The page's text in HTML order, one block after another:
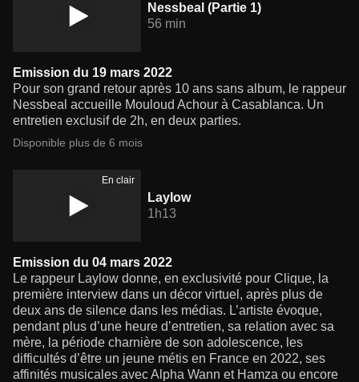
Nessbeal (Partie 1)
56 min
Emission du 19 mars 2022
Pour son grand retour après 10 ans sans album, le rappeur
Nessbeal accueille Mouloud Achour à Casablanca. Un
entretien exclusif de 2h, en deux parties.
Disponible plus de 6 mois
En clair
Laylow
1h13
Emission du 04 mars 2022
Le rappeur Laylow donne, en exclusivité pour Clique, la
première interview dans un décor virtuel, après plus de
deux ans de silence dans les médias. L’artiste évoque,
pendant plus d’une heure d’entretien, sa relation avec sa
mère, la période charnière de son adolescence, les
difficultés d’être un jeune métis en France en 2022, ses
affinités musicales avec Alpha Wann et Hamza ou encore